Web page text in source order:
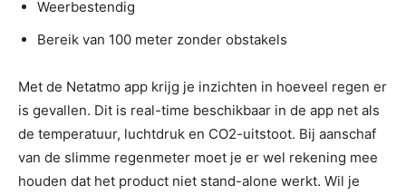
Weerbestendig
Bereik van 100 meter zonder obstakels
Met de Netatmo app krijg je inzichten in hoeveel regen er
is gevallen. Dit is real-time beschikbaar in de app net als
de temperatuur, luchtdruk en CO2-uitstoot. Bij aanschaf
van de slimme regenmeter moet je er wel rekening mee
houden dat het product niet stand-alone werkt. Wil je